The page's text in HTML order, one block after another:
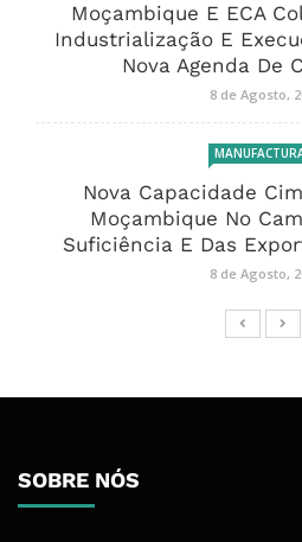
Moçambique E ECA
Industrialização E
Nova Agenda De
8 de Agosto,
Nova Capacidade
Moçambique No
Suficiência E Das
8 de Agosto,
SOBRE NÓS